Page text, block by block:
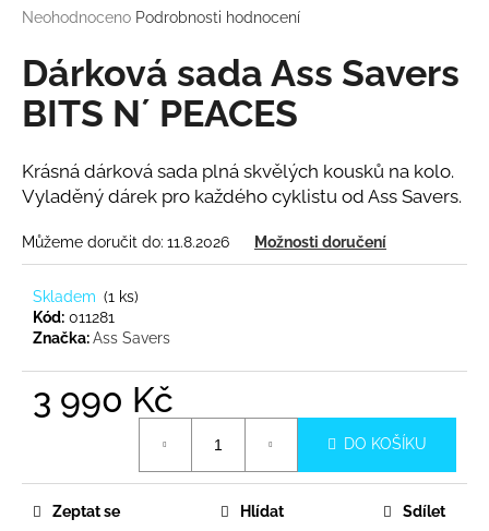
Průměrné
produktu
je
0,0
hvězdiček.
Neohodnoceno Podrobnosti hodnocení
Dárková sada Ass Savers
BITS N´ PEACES
Krásná dárková sada plná skvělých kousků na kolo.
Vyladěný dárek pro každého cyklistu od Ass Savers.
Můžeme doručit do: 11.8.2026 Možnosti doručení
Skladem (1 ks)
Kód: 011281
Značka:Ass Savers
3 990 Kč
DO KOŠÍKU
Zeptat se Hlídat Sdílet
a
j
í
t
HLEDAT
D
o
p
o
č
u